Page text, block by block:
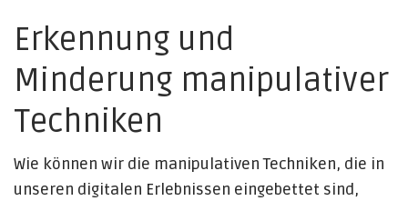
Erkennung und
Minderung manipulativer
Techniken
Wie können wir die manipulativen Techniken, die in
unseren digitalen Erlebnissen eingebettet sind,